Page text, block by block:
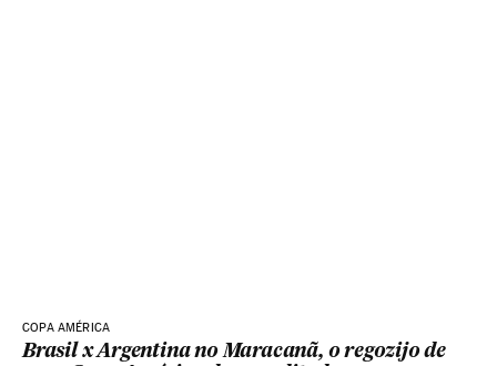
COPA AMÉRICA
Brasil x Argentina no Maracanã, o regozijo de